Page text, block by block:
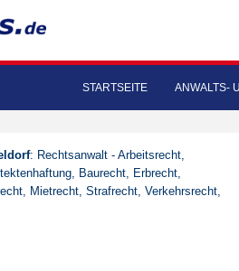
STARTSEITE ANWALTS-
: Rechtsanwalt - Arbeitsrecht,
Baurecht, Erbrecht,
Mietrecht, Strafrecht, Verkehrsrecht,